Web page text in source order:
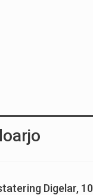
Digelar,